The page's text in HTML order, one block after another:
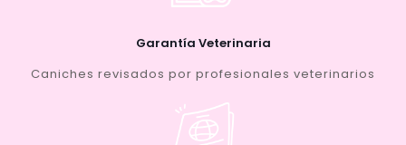
Garantía Veterinaria
Caniches revisados por profesionales veterinarios